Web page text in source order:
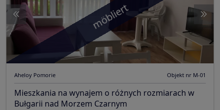
möbliert
Aheloy Pomorie Objekt nr M-01
Mieszkania na wynajem o różnych rozmiarach w
Bułgarii nad Morzem Czarnym